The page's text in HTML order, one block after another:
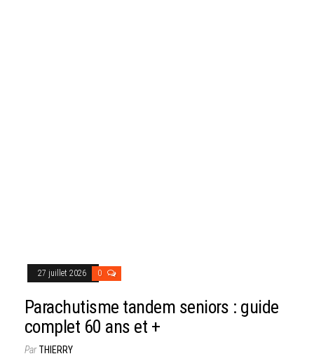
27 juillet 2026 0
Parachutisme tandem seniors : guide
complet 60 ans et +
ParTHIERRY